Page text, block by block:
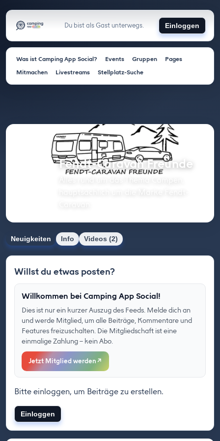
Du bist als Gast unterwegs. Einloggen
Was ist Camping App Social? Events Gruppen
Pages
Mitmachen
Livestreams Stellplatz-Suche
Fendt-Caravan Freunde
Neuigkeiten Info Videos (2)
Willst du etwas posten?
Willkommen bei Camping App Social!
Dies ist nur ein kurzer Auszug des Feeds. Melde dich an
und werde Mitglied, um alle Beiträge, Kommentare und
Features freizuschalten. Die Mitgliedschaft ist eine
einmalige Zahlung – kein Abo.
Jetzt Mitglied werden ↗
Bitte einloggen, um Beiträge zu erstellen.
Einloggen